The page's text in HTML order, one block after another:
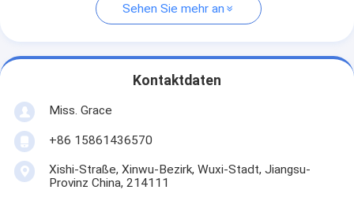
Sehen Sie mehr an
Kontaktdaten
Miss. Grace
+86 15861436570
Xishi-Straße, Xinwu-Bezirk, Wuxi-Stadt, Jiangsu-
Provinz China, 214111